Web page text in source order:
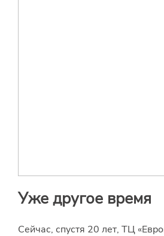
Уже другое время
Сейчас, спустя 20 лет, ТЦ